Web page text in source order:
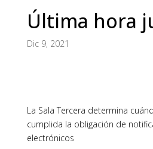
Última hora
Dic 9, 2021
La Sala Tercera determina
cumplida la obligación de
electrónicos